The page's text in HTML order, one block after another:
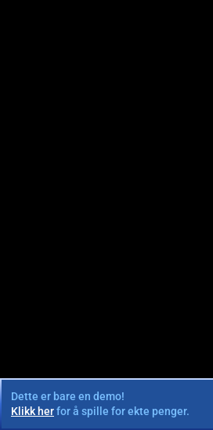
Dette er bare en demo!
Klikk herfor å spille for ekte penger.